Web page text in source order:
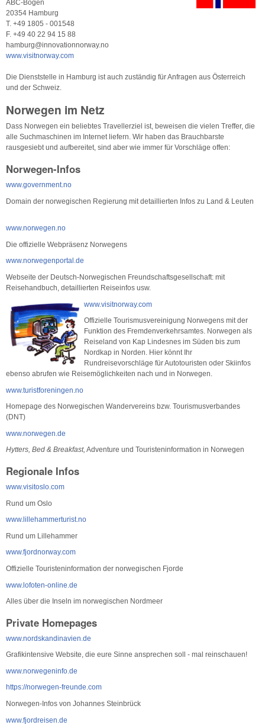
ABC-Bogen
20354 Hamburg
T. +49 1805 - 001548
F. +49 40 22 94 15 88
hamburg@innovationnorway.no
www.visitnorway.com
Die Dienststelle in Hamburg ist auch zuständig für Anfragen aus Österreich
und der Schweiz.
Norwegen im Netz
Dass Norwegen ein beliebtes Travellerziel ist, beweisen die vielen Treffer, die
alle Suchmaschinen im Internet liefern. Wir haben das Brauchbarste
rausgesiebt und aufbereitet, sind aber wie immer für Vorschläge offen:
Norwegen-Infos
www.government.no
Domain der norwegischen Regierung mit detaillierten Infos zu Land & Leuten
www.norwegen.no
Die offizielle Webpräsenz Norwegens
www.norwegenportal.de
Webseite der Deutsch-Norwegischen Freundschaftsgesellschaft: mit
Reisehandbuch, detaillierten Reiseinfos usw.
www.visitnorway.com
Offizielle Tourismusvereinigung Norwegens mit der
Funktion des Fremdenverkehrsamtes. Norwegen als
Reiseland von Kap Lindesnes im Süden bis zum
Nordkap in Norden. Hier könnt Ihr
Rundreisevorschläge für Autotouristen oder Skiinfos
ebenso abrufen wie Reisemöglichkeiten nach und in Norwegen.
www.turistforeningen.no
Homepage des Norwegischen Wandervereins bzw. Tourismusverbandes
(DNT)
www.norwegen.de
Hytters, Bed & Breakfast, Adventure und Touristeninformation in Norwegen
Regionale Infos
www.visitoslo.com
Rund um Oslo
www.lillehammerturist.no
Rund um Lillehammer
www.fjordnorway.com
Offizielle Touristeninformation der norwegischen Fjorde
www.lofoten-online.de
Alles über die Inseln im norwegischen Nordmeer
Private Homepages
www.nordskandinavien.de
Grafikintensive Website, die eure Sinne ansprechen soll - mal reinschauen!
www.norwegeninfo.de
https://norwegen-freunde.com
Norwegen-Infos von Johannes Steinbrück
www.fjordreisen.de